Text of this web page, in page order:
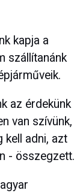
kapja a
szállítanánk
az érdekünk
van szívünk,
kell adni, azt
- összegzett.